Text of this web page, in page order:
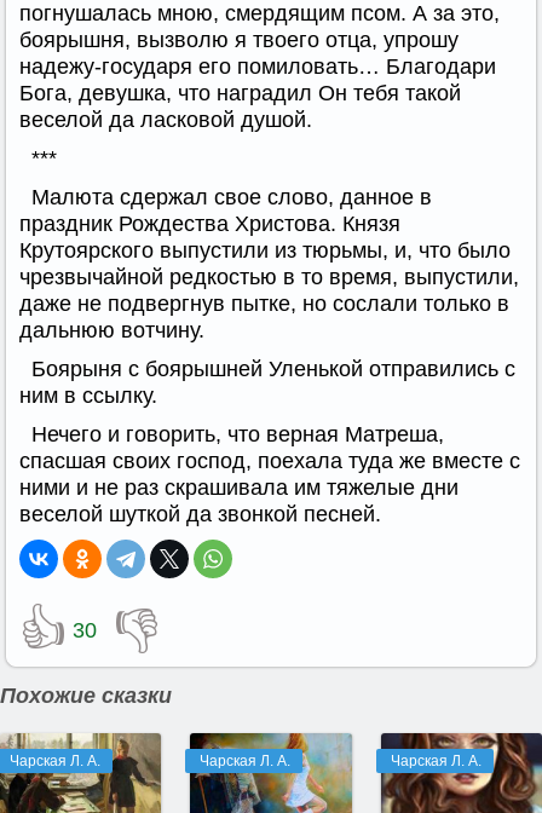
погнушалась мною, смердящим псом. А за это,
боярышня, вызволю я твоего отца, упрошу
надежу-государя его помиловать… Благодари
Бога, девушка, что наградил Он тебя такой
веселой да ласковой душой.
***
Малюта сдержал свое слово, данное в
праздник Рождества Христова. Князя
Крутоярского выпустили из тюрьмы, и, что было
чрезвычайной редкостью в то время, выпустили,
даже не подвергнув пытке, но сослали только в
дальнюю вотчину.
Боярыня с боярышней Уленькой отправились с
ним в ссылку.
Нечего и говорить, что верная Матреша,
спасшая своих господ, поехала туда же вместе с
ними и не раз скрашивала им тяжелые дни
веселой шуткой да звонкой песней.
👍 30 👎
Похожие сказки
Чарская Л. А. Чарская Л. А. Чарская Л. А.